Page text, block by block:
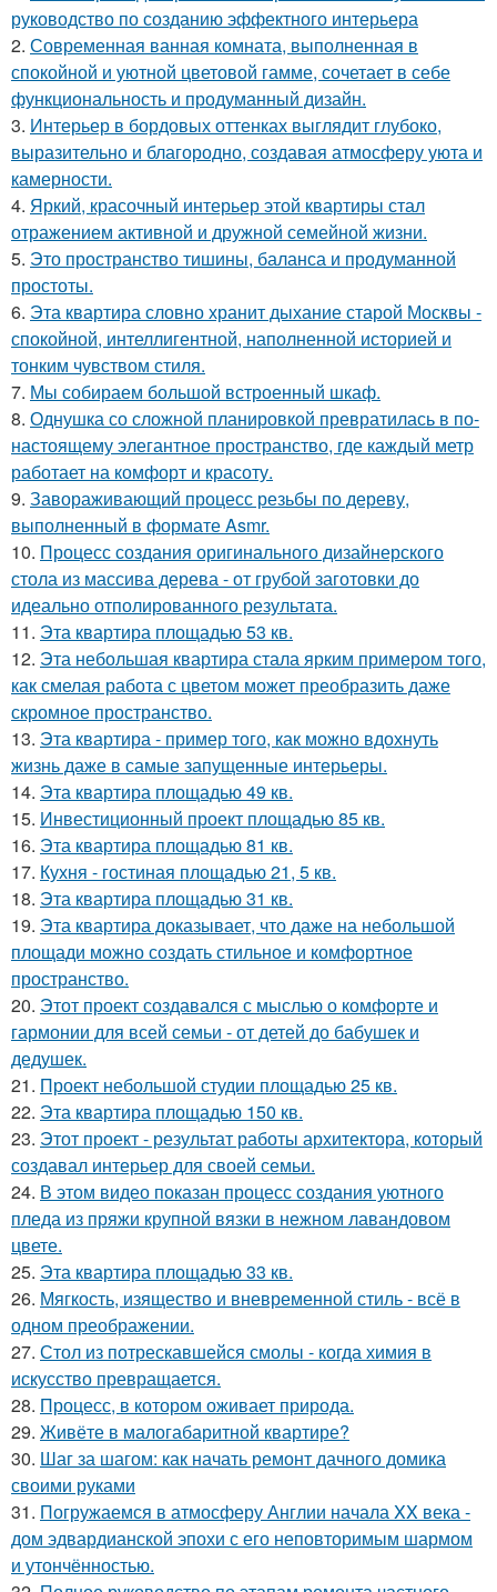
руководство по созданию эффектного интерьера
2. Современная ванная комната, выполненная в
спокойной и уютной цветовой гамме, сочетает в себе
функциональность и продуманный дизайн.
3. Интерьер в бордовых оттенках выглядит глубоко,
выразительно и благородно, создавая атмосферу уюта и
камерности.
4. Яркий, красочный интерьер этой квартиры стал
отражением активной и дружной семейной жизни.
5. Это пространство тишины, баланса и продуманной
простоты.
6. Эта квартира словно хранит дыхание старой Москвы -
спокойной, интеллигентной, наполненной историей и
тонким чувством стиля.
7. Мы собираем большой встроенный шкаф.
8. Однушка со сложной планировкой превратилась в по-
настоящему элегантное пространство, где каждый метр
работает на комфорт и красоту.
9. Завораживающий процесс резьбы по дереву,
выполненный в формате Asmr.
10. Процесс создания оригинального дизайнерского
стола из массива дерева - от грубой заготовки до
идеально отполированного результата.
11. Эта квартира площадью 53 кв.
12. Эта небольшая квартира стала ярким примером того,
как смелая работа с цветом может преобразить даже
скромное пространство.
13. Эта квартира - пример того, как можно вдохнуть
жизнь даже в самые запущенные интерьеры.
14. Эта квартира площадью 49 кв.
15. Инвестиционный проект площадью 85 кв.
16. Эта квартира площадью 81 кв.
17. Кухня - гостиная площадью 21, 5 кв.
18. Эта квартира площадью 31 кв.
19. Эта квартира доказывает, что даже на небольшой
площади можно создать стильное и комфортное
пространство.
20. Этот проект создавался с мыслью о комфорте и
гармонии для всей семьи - от детей до бабушек и
дедушек.
21. Проект небольшой студии площадью 25 кв.
22. Эта квартира площадью 150 кв.
23. Этот проект - результат работы архитектора, который
создавал интерьер для своей семьи.
24. В этом видео показан процесс создания уютного
пледа из пряжи крупной вязки в нежном лавандовом
цвете.
25. Эта квартира площадью 33 кв.
26. Мягкость, изящество и вневременной стиль - всё в
одном преображении.
27. Стол из потрескавшейся смолы - когда химия в
искусство превращается.
28. Процесс, в котором оживает природа.
29. Живёте в малогабаритной квартире?
30. Шаг за шагом: как начать ремонт дачного домика
своими руками
31. Погружаемся в атмосферу Англии начала XX века -
дом эдвардианской эпохи с его неповторимым шармом
и утончённостью.